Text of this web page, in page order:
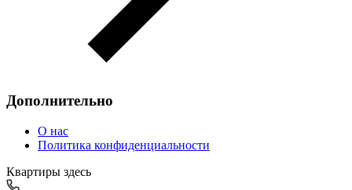
Дополнительно
О нас
Политика конфиденциальности
Квартиры здесь